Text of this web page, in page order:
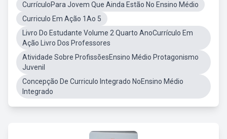
CurrículoPara Jovem Que Ainda Estão No Ensino Médio
Curriculo Em Ação 1Ao 5
Livro Do Estudante Volume 2 Quarto AnoCurrículo Em
Ação Livro Dos Professores
Atividade Sobre ProfissõesEnsino Médio Protagonismo
Juvenil
Concepção De Curriculo Integrado NoEnsino Médio
Integrado